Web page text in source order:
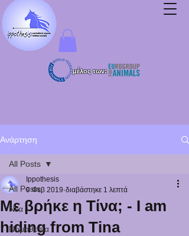
μέλος των:
Ανάρτηση
All Posts
Νέα
Νομοθεσία
All Posts
Με βρήκε η Τίνα; - I am
hiding from Tina
Ippothesis
9 Φεβ 2019 διαβάστηκε 1 λεπτά